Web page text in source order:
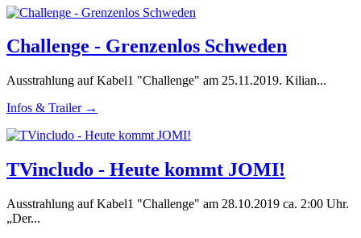
Challenge - Grenzenlos Schweden
Ausstrahlung auf Kabel1 "Challenge" am 25.11.2019. Kilian...
Infos & Trailer →
TVincludo - Heute kommt JOMI!
Ausstrahlung auf Kabel1 "Challenge" am 28.10.2019 ca. 2:00 Uhr.
„Der...